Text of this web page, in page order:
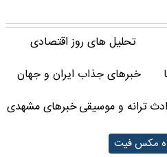
تحلیل های روز اقتصادی
خبرهای جذاب ایران و جهان
ترانه و موسیقیخبرهای مشهدی
مکس فیت